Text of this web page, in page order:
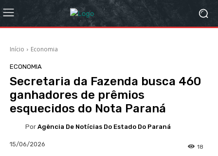
Início Economia
ECONOMIA
Secretaria da Fazenda busca 460
ganhadores de prêmios
esquecidos do Nota Paraná
Por Agência De Notícias Do Estado Do Paraná
15/06/2026 18